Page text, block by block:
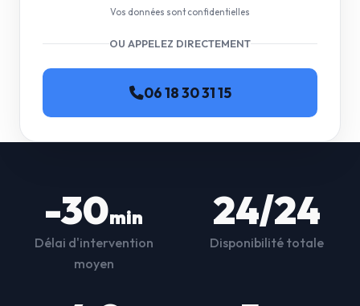
Vos données sont confidentielles
OU APPELEZ DIRECTEMENT
06 18 30 31 15
-30min
Délai d'intervention
moyen
24/24
Disponibilité totale